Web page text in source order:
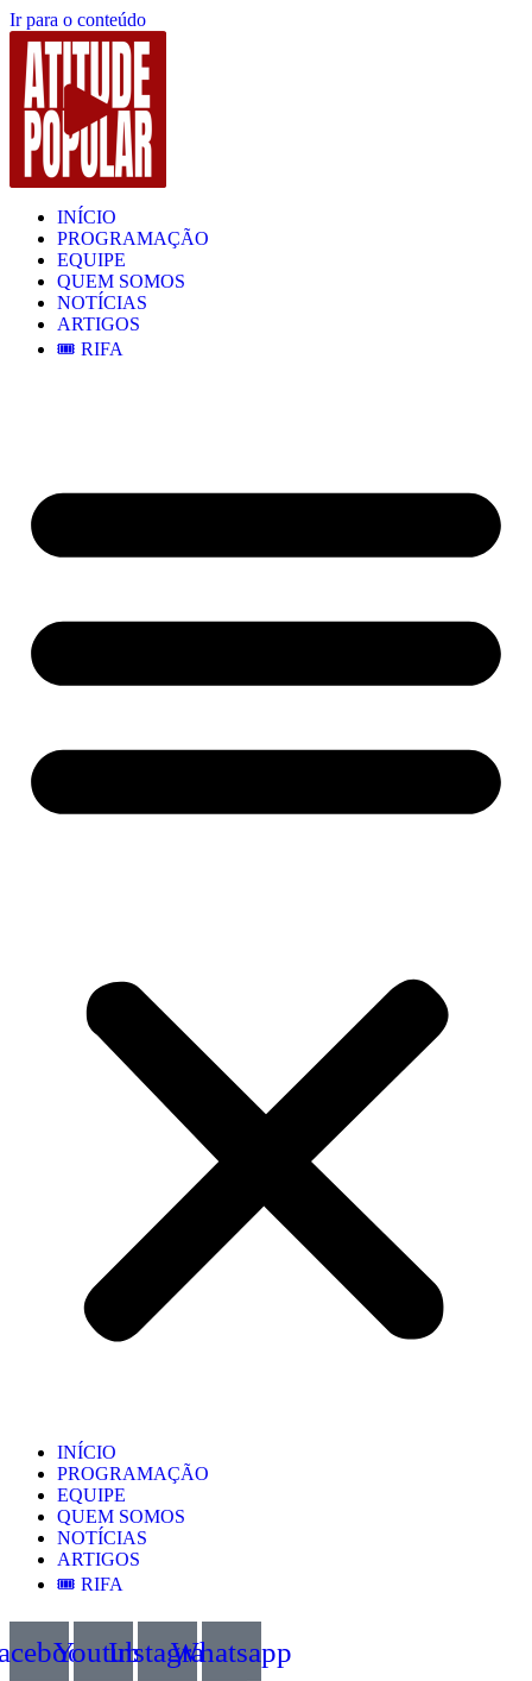
Ir para o conteúdo
INÍCIO
PROGRAMAÇÃO
EQUIPE
QUEM SOMOS
NOTÍCIAS
ARTIGOS
🎟️ RIFA
INÍCIO
PROGRAMAÇÃO
EQUIPE
QUEM SOMOS
NOTÍCIAS
ARTIGOS
🎟️ RIFA
YoutubeInstagramWhatsapp